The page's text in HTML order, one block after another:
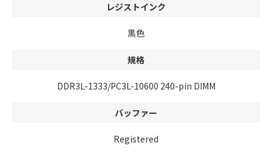
レジストインク
黒色
規格
DDR3L-1333/PC3L-10600 240-pin DIMM
バッファー
Registered